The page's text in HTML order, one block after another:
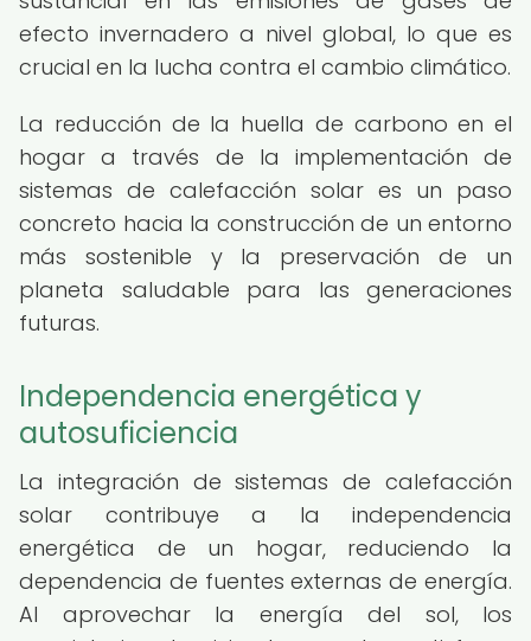
efecto invernadero a nivel global, lo que es
crucial en la lucha contra el cambio climático.
La reducción de la huella de carbono en el
hogar a través de la implementación de
sistemas de calefacción solar es un paso
concreto hacia la construcción de un entorno
más sostenible y la preservación de un
planeta saludable para las generaciones
futuras.
Independencia energética y
autosuficiencia
La integración de sistemas de calefacción
solar contribuye a la independencia
energética de un hogar, reduciendo la
dependencia de fuentes externas de energía.
Al aprovechar la energía del sol, los